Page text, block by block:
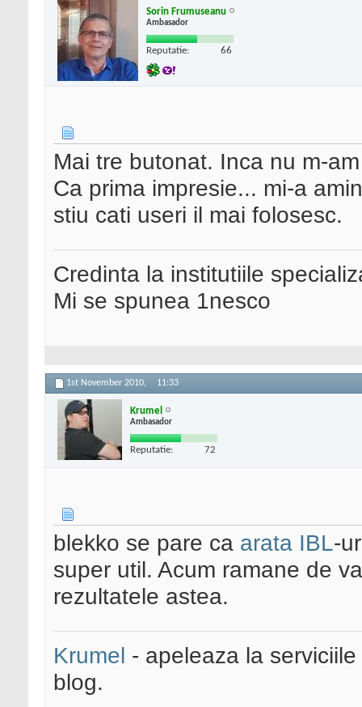
Sorin Frumuseanu
Ambasador
Reputatie: 66
Mai tre butonat. Inca nu m-
Ca prima impresie... mi-a
stiu cati useri il mai folosesc.
Credinta la institutiile
Mi se spunea 1nesco
1st November 2010, 11:33
Krumel
Ambasador
Reputatie: 72
blekko se pare ca arata IBL-
super util. Acum ramane de
rezultatele astea.
Krumel - apeleaza la
blog.